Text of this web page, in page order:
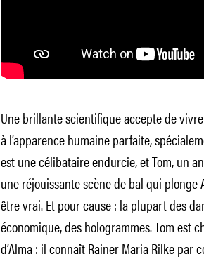
Une brillante scientifique accepte de
à l’apparence humaine parfaite,
est une célibataire endurcie, et Tom, un
une réjouissante scène de bal qui
être vrai. Et pour cause : la plupart des
économique, des hologrammes. Tom est
d’Alma : il connaît Rainer Maria Rilke par